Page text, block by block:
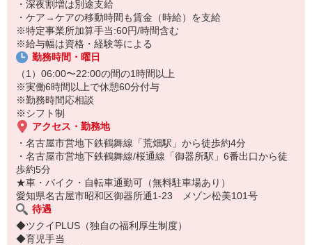
・深夜割増は別途支給
・ケア→ケアの移動時間も賃金（時給）を支給
※特定事業所加算手当:60円/時間含む
※給与幅は資格・経験等による
勤務時間・曜日
（1）06:00〜22:00の間の1時間以上
※実働6時間以上で休憩60分付与
※勤務時間応相談
※シフト制
アクセス・勤務地
・名古屋市営地下鉄鶴舞線「荒畑駅」から徒歩約4分
・名古屋市営地下鉄鶴舞線/桜通線「御器所駅」6番出口から徒
歩約5分
★車・バイク・自転車通勤可（無料駐車場あり）
愛知県名古屋市昭和区御器所通1-23 メゾン松美101号
待遇
◆ツクイPLUS（独自の福利厚生制度）
◆育児手当